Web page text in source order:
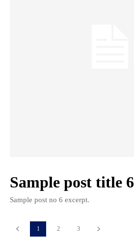
Sample post title 6
Sample post no 6 excerpt.
1 2 3